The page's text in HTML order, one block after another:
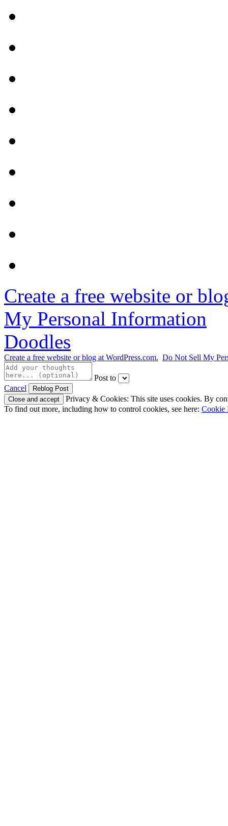
Create a free website or
My Personal Information
Doodles
Create a free website or blog at WordPress.com. Do Not Sell My
Post to
Cancel
Privacy & Cookies: This site uses cookies. By
To find out more, including how to control cookies, see here: Cookie